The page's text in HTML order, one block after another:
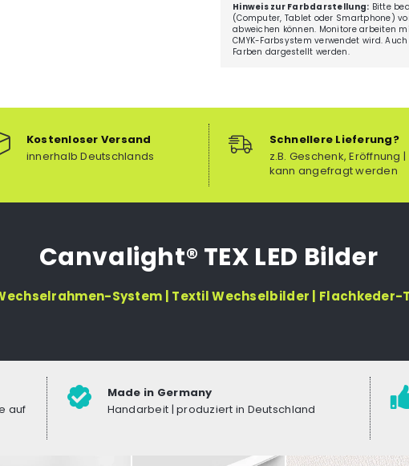
Hinweis zur Farbdarstellung: Bitte
(Computer, Tablet oder Smartphone)
abweichen können. Monitore arbeiten
CMYK-Farbsystem verwendet wird.
Farben dargestellt werden.
Kostenloser Versand
innerhalb Deutschlands
Schnellere Lieferung?
z.B. Geschenk, Eröffnung |
kann angefragt werden
Canvalight® TEX LED Bilder
Wechselrahmen-System | Textil Wechselbilder | Flachkeder-
auf
Made in Germany
Handarbeit | produziert in Deutschland